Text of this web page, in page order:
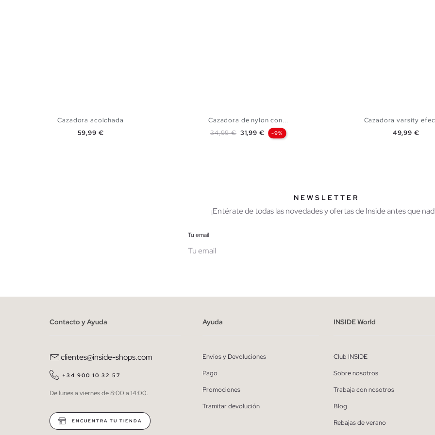
Cazadora acolchada
Precio
59,99 €
Cazadora de nylon con...
Precio base
34,99 € Precio
31,99 € -9%
Cazadora varsity
Precio
49,99 €
NEWSLETTER
¡Entérate de todas las novedades y ofertas de Inside antes que
Tu email
* Puedes cancelar la suscripción en cualquier momento.
Contacto y Ayuda
clientes@inside-shops.com
+34 900 10 32 57
De lunes a viernes de 8:00 a 14:00.
ENCUENTRA TU TIENDA
Ayuda
Envíos y Devoluciones
Pago
Promociones
Tramitar devolución
INSIDE World
Club INSIDE
Sobre nosotros
Trabaja con nosotros
Blog
Rebajas de verano